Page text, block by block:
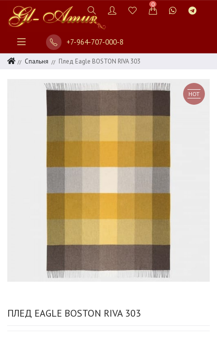
0
+7-964-707-000-8
Спальня Плед Eagle BOSTON RIVA 303
HOT
ПЛЕД EAGLE BOSTON RIVA 303